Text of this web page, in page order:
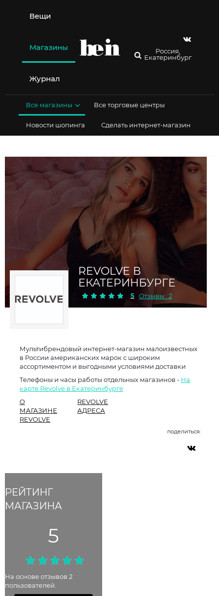
содержимому
Вещи
Магазины
Журнал
Россия,
Екатеринбург
Все магазины Все торговые центры
Новости шопинга Сделать интернет-магазин
REVOLVE В
ЕКАТЕРИНБУРГЕ
5 Отзывы : 2
РЕЙТИНГ
МАГАЗИНА
5
На основе отзывов 2
пользователей.
Мультибрендовый интернет-магазин малоизвестных
в России американских марок с широким
ассортиментом и выгодными условиями доставки
Телефоны и часы работы отдельных магазинов - На
карте Revolve в Екатеринбурге
О
МАГАЗИНЕ
REVOLVE
REVOLVE
АДРЕСА
поделиться: